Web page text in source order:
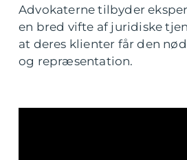
Advokaterne tilbyder
en bred vifte af juridiske
at deres klienter får den
og repræsentation.